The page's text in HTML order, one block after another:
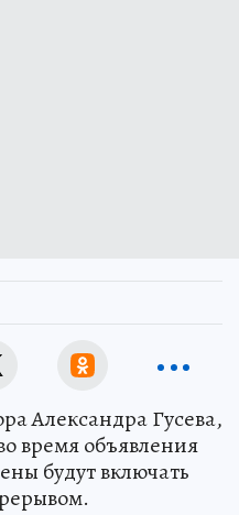
Александра Гусева,
время объявления
будут включать